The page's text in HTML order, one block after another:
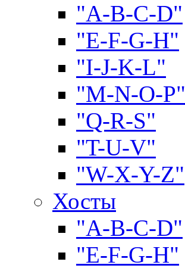
"A-B-C-D"
"E-F-G-H"
"I-J-K-L"
"M-N-O-P"
"Q-R-S"
"T-U-V"
"W-X-Y-Z"
Хосты
"A-B-C-D"
"E-F-G-H"